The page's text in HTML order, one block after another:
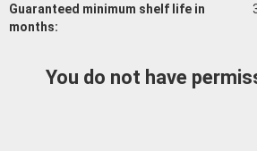
Guaranteed minimum shelf life in
months:
You do not have